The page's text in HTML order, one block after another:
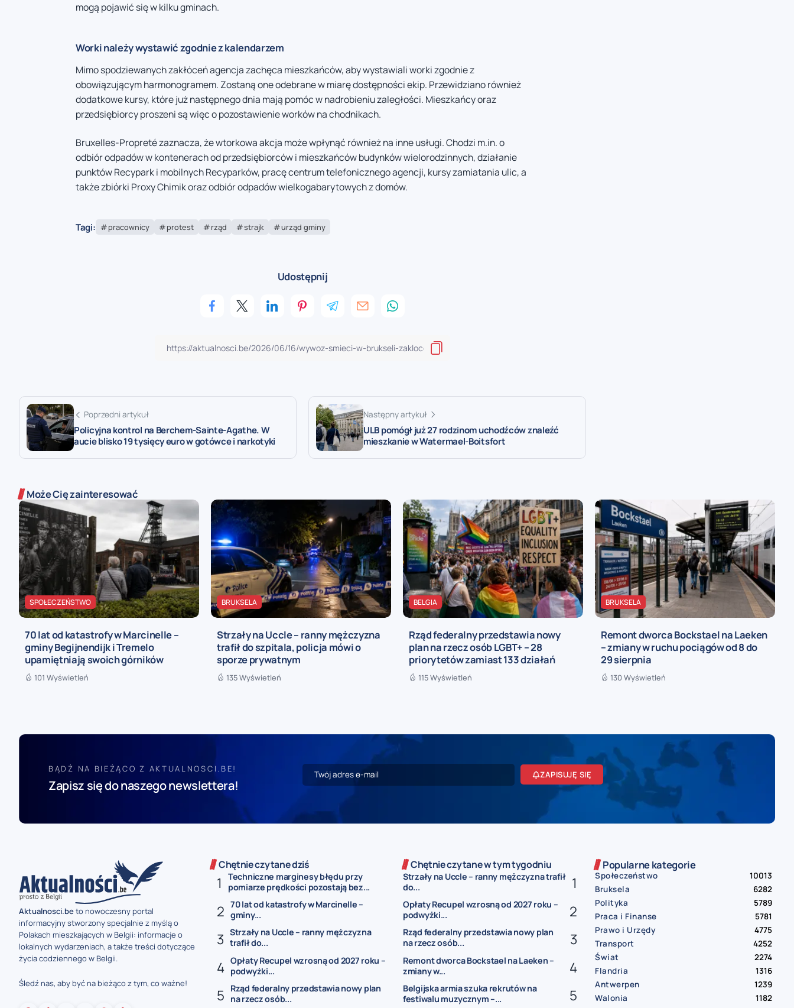
mogą pojawić się w kilku gminach.
Worki należy wystawić zgodnie z kalendarzem
Mimo spodziewanych zakłóceń agencja zachęca mieszkańców, aby wystawiali worki zgodnie z
obowiązującym harmonogramem. Zostaną one odebrane w miarę dostępności ekip. Przewidziano również
dodatkowe kursy, które już następnego dnia mają pomóc w nadrobieniu zaległości. Mieszkańcy oraz
przedsiębiorcy proszeni są więc o pozostawienie worków na chodnikach.
Bruxelles-Propreté zaznacza, że wtorkowa akcja może wpłynąć również na inne usługi. Chodzi m.in. o
odbiór odpadów w kontenerach od przedsiębiorców i mieszkańców budynków wielorodzinnych, działanie
punktów Recypark i mobilnych Recyparków, pracę centrum telefonicznego agencji, kursy zamiatania ulic, a
także zbiórki Proxy Chimik oraz odbiór odpadów wielkogabarytowych z domów.
Tagi: pracownicy protest rząd strajk urząd gminy
Udostępnij
Poprzedni artykuł
Policyjna kontrol na Berchem-Sainte-Agathe. W
aucie blisko 19 tysięcy euro w gotówce i narkotyki
Następny artykuł
ULB pomógł już 27 rodzinom uchodźców znaleźć
mieszkanie w Watermael-Boitsfort
Może Cię zainteresować
SPOŁECZEŃSTWO
70 lat od katastrofy w Marcinelle –
gminy Begijnendijk i Tremelo
upamiętniają swoich górników
101 Wyświetleń
BRUKSELA
Strzały na Uccle – ranny mężczyzna
trafił do szpitala, policja mówi o
sporze prywatnym
135 Wyświetleń
BELGIA
Rząd federalny przedstawia nowy
plan na rzecz osób LGBT+ – 28
priorytetów zamiast 133 działań
115 Wyświetleń
BRUKSELA
Remont dworca Bockstael na Laeken
– zmiany w ruchu pociągów od 8 do
29 sierpnia
130 Wyświetleń
BĄDŹ NA BIEŻĄCO Z AKTUALNOSCI.BE!
Zapisz się do naszego newslettera!
ZAPISUJĘ SIĘ
Aktualnosci.beto nowoczesny portal
informacyjny stworzony specjalnie z myślą o
Polakach mieszkających w Belgii: informacje o
lokalnych wydarzeniach, a także treści dotyczące
życia codziennego w Belgii.
Śledź nas, aby być na bieżąco z tym, co ważne!
Chętnie czytane dziś
Techniczne marginesy błędu przy
pomiarze prędkości pozostają bez...
70 lat od katastrofy w Marcinelle –
gminy...
Strzały na Uccle – ranny mężczyzna
trafił do...
Opłaty Recupel wzrosną od 2027 roku –
podwyżki...
Rząd federalny przedstawia nowy plan
na rzecz osób...
Chętnie czytane w tym tygodniu
Strzały na Uccle – ranny mężczyzna trafił
do...
Opłaty Recupel wzrosną od 2027 roku –
podwyżki...
Rząd federalny przedstawia nowy plan
na rzecz osób...
Remont dworca Bockstael na Laeken –
zmiany w...
Belgijska armia szuka rekrutów na
festiwalu muzycznym –...
Popularne kategorie
Społeczeństwo
10013
Bruksela
6282
Polityka
5789
Praca i Finanse
5781
Prawo i Urzędy
4775
Transport
4252
Świat
2274
Flandria
1316
Antwerpen
1239
Walonia
1182